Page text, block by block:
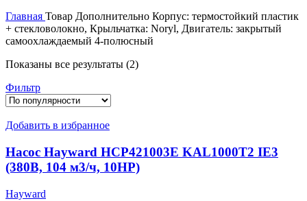
Главная Товар Дополнительно Корпус: термостойкий пластик
+ стекловолокно, Крыльчатка: Noryl, Двигатель: закрытый
самоохлаждаемый 4-полюсный
Показаны все результаты (2)
Фильтр
Добавить в избранное
Насос Hayward HCP421003E KAL1000T2 IE3
(380В, 104 м3/ч, 10HP)
Hayward